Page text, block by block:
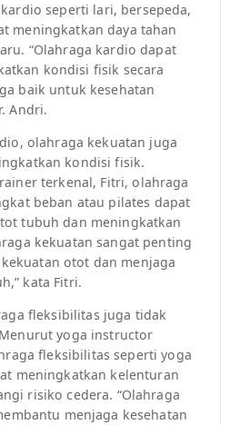
seperti lari, bersepeda,
meningkatkan daya tahan
“Olahraga kardio dapat
kondisi fisik secara
baik untuk kesehatan
Andri.
olahraga kekuatan juga
kondisi fisik.
terkenal, Fitri, olahraga
beban atau pilates dapat
tubuh dan meningkatkan
kekuatan sangat penting
otot dan menjaga
kata Fitri.
fleksibilitas juga tidak
yoga instructor
fleksibilitas seperti yoga
meningkatkan kelenturan
risiko cedera. “Olahraga
menjaga kesehatan